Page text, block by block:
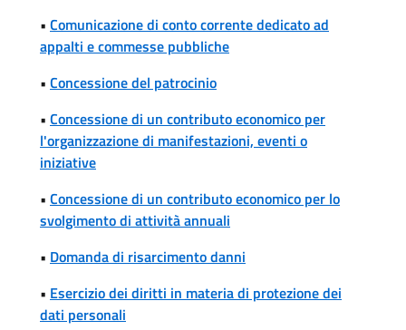
• Comunicazione di conto corrente dedicato ad
appalti e commesse pubbliche
• Concessione del patrocinio
• Concessione di un contributo economico per
l'organizzazione di manifestazioni, eventi o
iniziative
• Concessione di un contributo economico per lo
svolgimento di attività annuali
• Domanda di risarcimento danni
• Esercizio dei diritti in materia di protezione dei
dati personali